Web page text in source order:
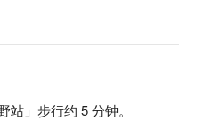
」步行约 5 分钟。